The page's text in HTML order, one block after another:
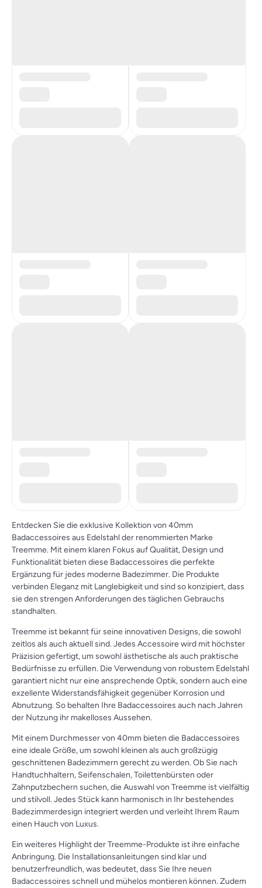
Entdecken Sie die exklusive Kollektion von 40mm
Badaccessoires aus Edelstahl der renommierten Marke
Treemme. Mit einem klaren Fokus auf Qualität, Design und
Funktionalität bieten diese Badaccessoires die perfekte
Ergänzung für jedes moderne Badezimmer. Die Produkte
verbinden Eleganz mit Langlebigkeit und sind so konzipiert, dass
sie den strengen Anforderungen des täglichen Gebrauchs
standhalten.
Treemme ist bekannt für seine innovativen Designs, die sowohl
zeitlos als auch aktuell sind. Jedes Accessoire wird mit höchster
Präzision gefertigt, um sowohl ästhetische als auch praktische
Bedürfnisse zu erfüllen. Die Verwendung von robustem Edelstahl
garantiert nicht nur eine ansprechende Optik, sondern auch eine
exzellente Widerstandsfähigkeit gegenüber Korrosion und
Abnutzung. So behalten Ihre Badaccessoires auch nach Jahren
der Nutzung ihr makelloses Aussehen.
Mit einem Durchmesser von 40mm bieten die Badaccessoires
eine ideale Größe, um sowohl kleinen als auch großzügig
geschnittenen Badezimmern gerecht zu werden. Ob Sie nach
Handtuchhaltern, Seifenschalen, Toilettenbürsten oder
Zahnputzbechern suchen, die Auswahl von Treemme ist vielfältig
und stilvoll. Jedes Stück kann harmonisch in Ihr bestehendes
Badezimmerdesign integriert werden und verleiht Ihrem Raum
einen Hauch von Luxus.
Ein weiteres Highlight der Treemme-Produkte ist ihre einfache
Anbringung. Die Installationsanleitungen sind klar und
benutzerfreundlich, was bedeutet, dass Sie Ihre neuen
Badaccessoires schnell und mühelos montieren können. Zudem